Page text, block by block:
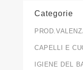
Categorie
CAPELLI E
IGIENE DEL